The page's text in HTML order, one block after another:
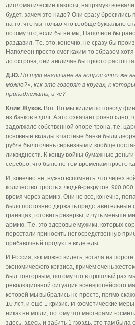
дипломатические пакости, напрямую
будет, зачем это надо? Они сразу бросились
на то, что мы только что вообще буквально
потому что, если бы не мы, Наполеон бы
раздавил. Т.е. это, конечно, не сразу бы
Наполеон просто смог каким-то образом
до острова, они англичан бы просто
Д.Ю. Но тут англичане на вопрос «что же
можно?», как это говорят в кругах, к
принадлежать, и чё?
Клим Жуков. Вот. Но мы видим по поводу
из банков в долг. А это означает ровно одно,
задолжало собственной опоре трона, т.е.
основные вклады в частные банки были
рубля было очень серьёзным и вообще
ликвидности. К концу войны бумажные
серебро, что было по тем временам просто
И, конечно же, нужно вспомнить, что через
количество простых людей-рекрутов. 900
время через армию. Они не все, конечно,
было постоянно держать представительные
границах, готовить резервы, и чуть меньше
армию. Т.е. это здоровые мужики, которых
перестали приносить непосредственную
прибавочный продукт в виде еды.
И Россия, как можно видеть, встала на
экономического кризиса, причём очень
был повторным, потому что в прошлый раз
революционной ситуации всеевропейского
которой мы выбрались не просто, прямо
10 лет, и ещё 1 кризис. И косметические
никак не могли, потому что мастерами
здесь, здесь, и забить 1 гвоздь, это там